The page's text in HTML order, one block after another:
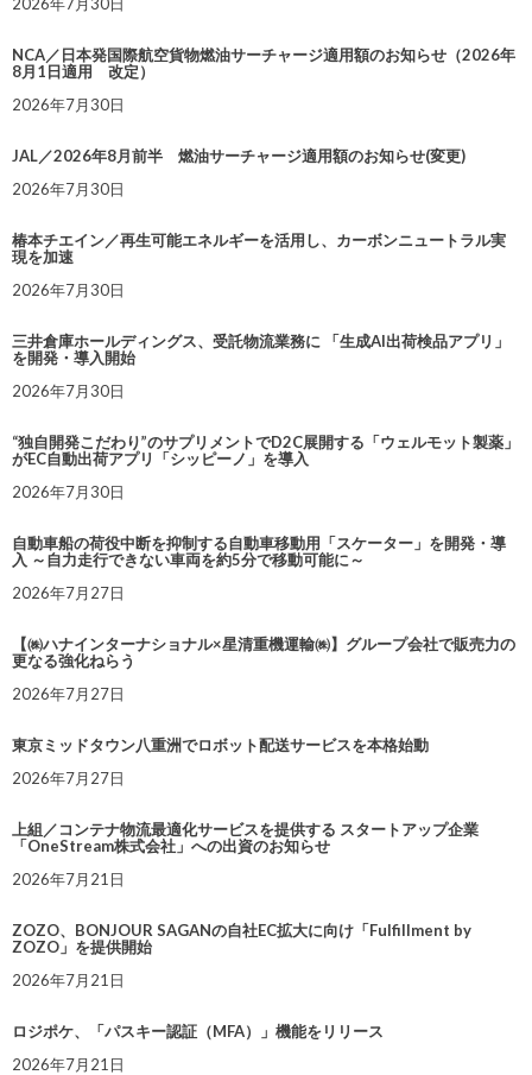
NCA／日本発国際航空貨物燃油サーチャージ適用額のお知らせ（2026年
8月1日適用 改定）
2026年7月30日
JAL／2026年8月前半 燃油サーチャージ適用額のお知らせ(変更)
2026年7月30日
椿本チエイン／再生可能エネルギーを活用し、カーボンニュートラル実
現を加速
2026年7月30日
三井倉庫ホールディングス、受託物流業務に 「生成AI出荷検品アプリ」
を開発・導入開始
2026年7月30日
“独自開発こだわり”のサプリメントでD2C展開する「ウェルモット製薬」
がEC自動出荷アプリ「シッピーノ」を導入
2026年7月30日
自動車船の荷役中断を抑制する自動車移動用「スケーター」を開発・導
入 ～自力走行できない車両を約5分で移動可能に～
2026年7月27日
【㈱ハナインターナショナル×星清重機運輸㈱】グループ会社で販売力の
更なる強化ねらう
2026年7月27日
東京ミッドタウン八重洲でロボット配送サービスを本格始動
2026年7月27日
上組／コンテナ物流最適化サービスを提供する スタートアップ企業
「OneStream株式会社」への出資のお知らせ
2026年7月21日
ZOZO、BONJOUR SAGANの自社EC拡大に向け「Fulfillment by
ZOZO」を提供開始
2026年7月21日
ロジポケ、「パスキー認証（MFA）」機能をリリース
2026年7月21日